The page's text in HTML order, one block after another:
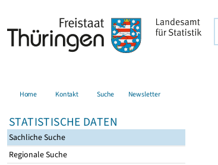
Home Kontakt Suche Newsletter
STATISTISCHE DATEN
Sachliche Suche
Regionale Suche